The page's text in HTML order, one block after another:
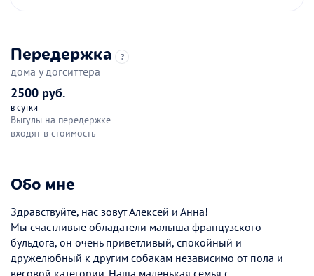
Передержка ?
дома у догситтера
2500 руб.
в сутки
Выгулы на передержке
входят в стоимость
Обо мне
Здравствуйте, нас зовут Алексей и Анна!
Мы счастливые обладатели малыша французского
бульдога, он очень приветливый, спокойный и
дружелюбный к другим собакам независимо от пола и
весовой категории. Наша маленькая семья с